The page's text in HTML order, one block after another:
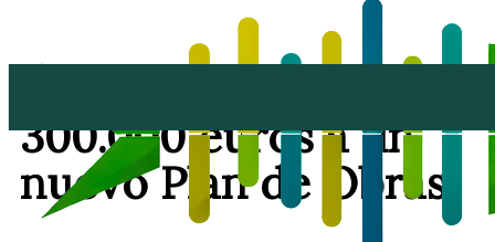
300.000 euros a un
nuevo Plan de Obras